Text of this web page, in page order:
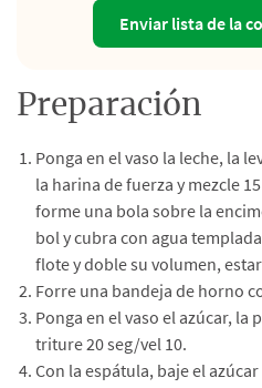
Enviar lista de la
Preparación
Ponga en el vaso la leche, la
la harina de fuerza y mezcle
forme una bola sobre la
bol y cubra con agua
flote y doble su volumen,
Forre una bandeja de horno
Ponga en el vaso el azúcar, la
triture 20 seg/vel 10.
Con la espátula, baje el